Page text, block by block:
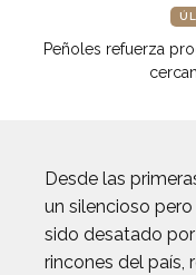
Peñoles refuerza
Desde las
un silencioso
sido desatado
rincones del país,